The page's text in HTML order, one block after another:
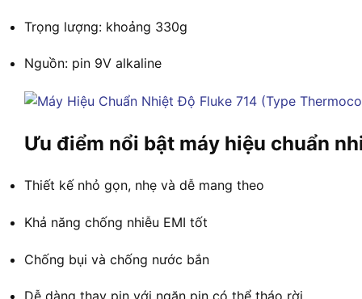
Trọng lượng: khoảng 330g
Nguồn: pin 9V alkaline
Ưu điểm nổi bật máy hiệu chuẩn
Thiết kế nhỏ gọn, nhẹ và dễ mang theo
Khả năng chống nhiễu EMI tốt
Chống bụi và chống nước bắn